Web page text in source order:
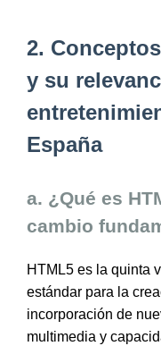
2.
y su
España
a. ¿Qué es
cambio
HTML5 es la quinta
estándar para la
incorporación de
multimedia y